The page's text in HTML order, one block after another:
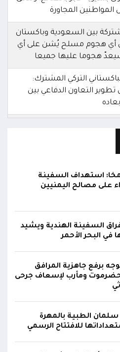
المواطنين المجاورة
بين السعودية وباكستان
أي هجوم مسلح يُشن على أي
هجوما عليها جميعا
التركي المشترك:
تطوير التعاون الدفاعي بين
مواقع عسكرية لقوات
جنوبي مأرب
مخيماً للنازحين في مأرب
وصاروخ آخر يطول تجمعات
استهداف السفينة
على مصالح اليمنيين
السفينة الهندية ويشيد
في البحر الأحمر
برفع جاهزية المرافق
ومأرب لإسعاف جرحى
سلمان الطبية بالمهرة
للافتتاح الرسمي